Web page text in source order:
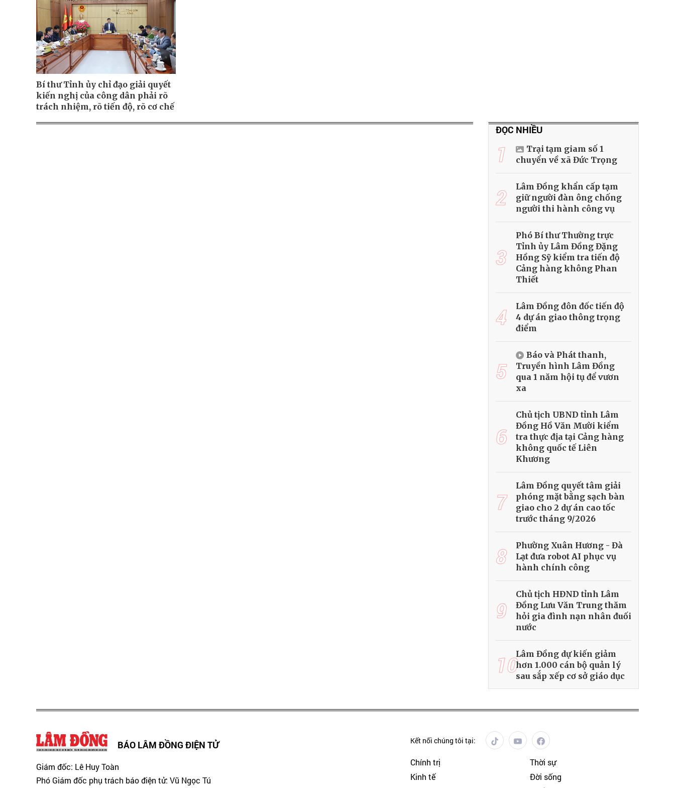
Bí thư Tỉnh ủy chỉ đạo giải quyết
kiến nghị của công dân phải rõ
trách nhiệm, rõ tiến độ, rõ cơ chế
ĐỌC NHIỀU
1
Trại tạm giam số 1
chuyển về xã Đức Trọng
2
Lâm Đồng khẩn cấp tạm
giữ người đàn ông chống
người thi hành công vụ
3
Phó Bí thư Thường trực
Tỉnh ủy Lâm Đồng Đặng
Hồng Sỹ kiểm tra tiến độ
Cảng hàng không Phan
Thiết
4
Lâm Đồng đôn đốc tiến độ
4 dự án giao thông trọng
điểm
5
Báo và Phát thanh,
Truyền hình Lâm Đồng
qua 1 năm hội tụ để vươn
xa
6
Chủ tịch UBND tỉnh Lâm
Đồng Hồ Văn Mười kiểm
tra thực địa tại Cảng hàng
không quốc tế Liên
Khương
7
Lâm Đồng quyết tâm giải
phóng mặt bằng sạch bàn
giao cho 2 dự án cao tốc
trước tháng 9/2026
8
Phường Xuân Hương - Đà
Lạt đưa robot AI phục vụ
hành chính công
9
Chủ tịch HĐND tỉnh Lâm
Đồng Lưu Văn Trung thăm
hỏi gia đình nạn nhân đuối
nước
10Lâm Đồng dự kiến giảm
hơn 1.000 cán bộ quản lý
sau sắp xếp cơ sở giáo dục
BÁO LÂM ĐỒNG ĐIỆN TỬ
Giám đốc: Lê Huy Toàn
Phó Giám đốc phụ trách báo điện tử: Vũ Ngọc Tú
Kết nối chúng tôi tại:
Chính trị
Thời sự
Kinh tế
Đời sống